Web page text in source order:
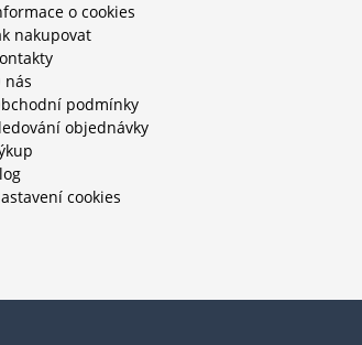
o cookies
nakupovat
nás
podmínky
objednávky
cookies